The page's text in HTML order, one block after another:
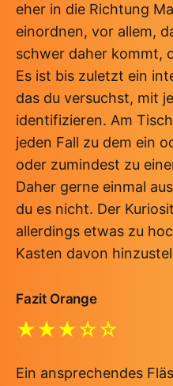
eher in die Richtung
einordnen, vor allem,
schwer daher kommt,
Es ist bis zuletzt ein
das du versuchst, mit
identifizieren. Am
jeden Fall zu dem ein
oder zumindest zu
Daher gerne einmal
du es nicht. Der
allerdings etwas zu
Kasten davon
Fazit Orange
★★★☆☆
Ein ansprechendes